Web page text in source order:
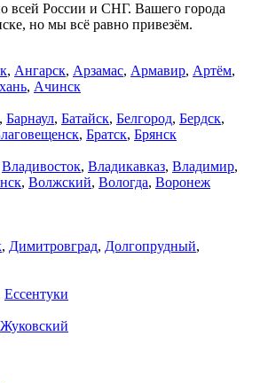
всей России и СНГ. Вашего города
но мы всё равно привезём.
, Ангарск, Арзамас, Армавир, Артём,
, Ачинск
, Барнаул, Батайск, Белгород, Бердск,
, Братск, Брянск
Владивосток, Владикавказ, Владимир,
, Волжский, Вологда, Воронеж
, Димитровград, Долгопрудный,
Ессентуки
Жуковский